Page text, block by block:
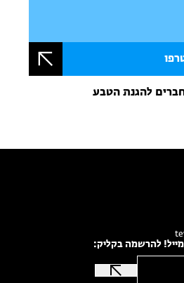
להגנת הטבע
להרשמה בקליק: